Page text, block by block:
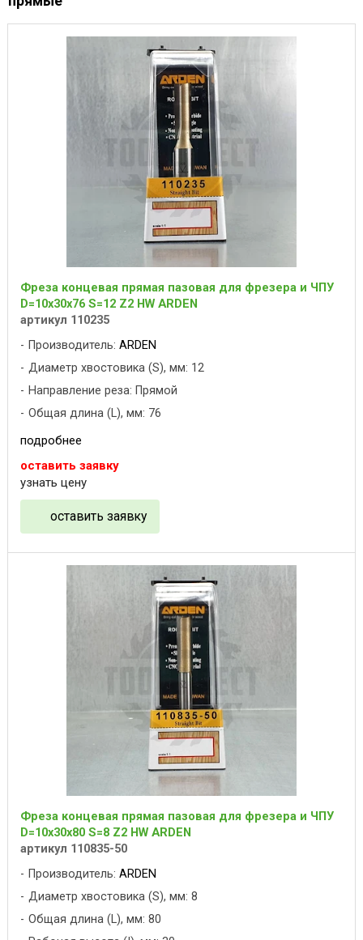
Фреза концевая прямая пазовая для фрезера и ЧПУ
D=10x30x76 S=12 Z2 HW ARDEN
артикул 110235
Производитель: ARDEN
Диаметр хвостовика (S), мм: 12
Направление реза: Прямой
Общая длина (L), мм: 76
подробнее
оставить заявку
узнать цену
оставить заявку
Фреза концевая прямая пазовая для фрезера и ЧПУ
D=10x30x80 S=8 Z2 HW ARDEN
артикул 110835-50
Производитель: ARDEN
Диаметр хвостовика (S), мм: 8
Общая длина (L), мм: 80